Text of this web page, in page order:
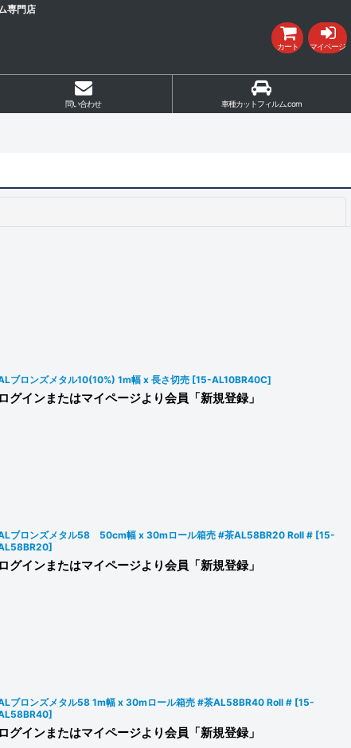
専門店
カート マイページ
問い合わせ 車種カットフィルム.com
ブロンズメタル10(10%) 1m幅 x 長さ切売 [15-AL10BR40C]
ログインまたはマイページより会員「新規登録」
ブロンズメタル58 50cm幅 x 30mロール箱売 #茶AL58BR20 Roll # [15-
]
ログインまたはマイページより会員「新規登録」
ブロンズメタル58 1m幅 x 30mロール箱売 #茶AL58BR40 Roll # [15-
]
ログインまたはマイページより会員「新規登録」